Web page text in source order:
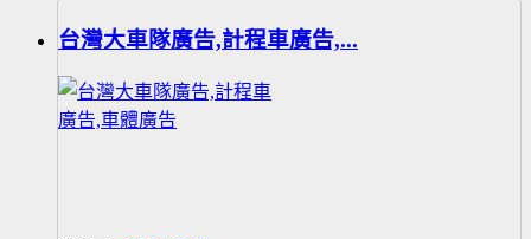
台灣大車隊廣告,計程車廣告,...